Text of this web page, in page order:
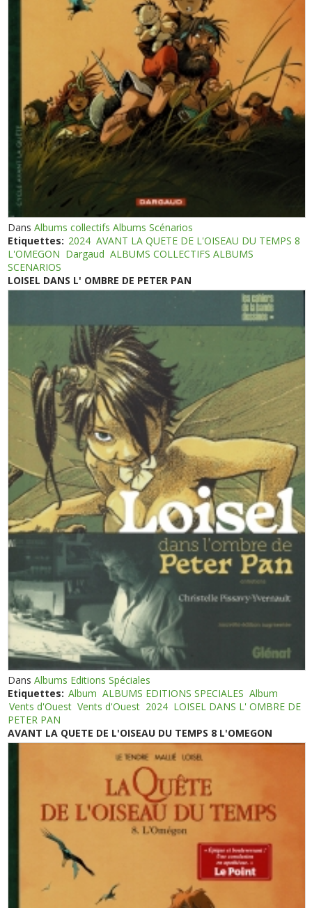
DansAlbums collectifs Albums Scénarios
Etiquettes: 2024 AVANT LA QUETE DE L'OISEAU DU TEMPS 8
L'OMEGON Dargaud ALBUMS COLLECTIFS ALBUMS
SCENARIOS
LOISEL DANS L' OMBRE DE PETER PAN
DansAlbums Editions Spéciales
Etiquettes: Album ALBUMS EDITIONS SPECIALES Album
Vents d'Ouest Vents d'Ouest 2024 LOISEL DANS L' OMBRE DE
PETER PAN
AVANT LA QUETE DE L'OISEAU DU TEMPS 8 L'OMEGON